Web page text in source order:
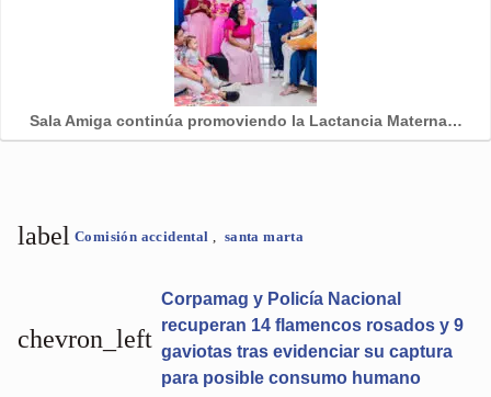
Sala Amiga continúa promoviendo la Lactancia Materna…
label Comisión accidental santa marta
chevron_left
Corpamag y Policía Nacional
recuperan 14 flamencos rosados y 9
gaviotas tras evidenciar su captura
para posible consumo humano